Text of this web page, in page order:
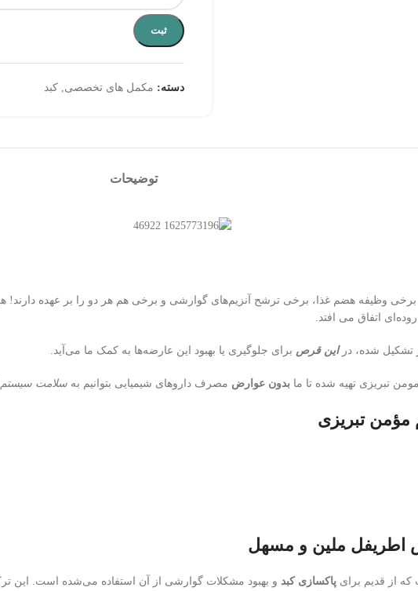
ثبت
دسته: مکمل های تخصصی, کبد
توضیحات
وظیفه هضم غذا، برخی ترشح آنزیم‌های گوارشی و برخی هم هر دو را بر عهده دارند!
اتفاق می افتد.
تشکیل شده، دراین قرص برای جلوگیری یا بهبود این عارضه‌ها به کمک ما می‌آید.
تبریزی تهیه شده تا ما بدون عوارض مصرف داروهای شیمیایی بتوانیم به سلامت
تبریزی
اطریفل ملین و مسهل
از قدیم برای پاکسازی کبد و بهبود مشکلات گوارشی از آن استفاده می‌شده است. این